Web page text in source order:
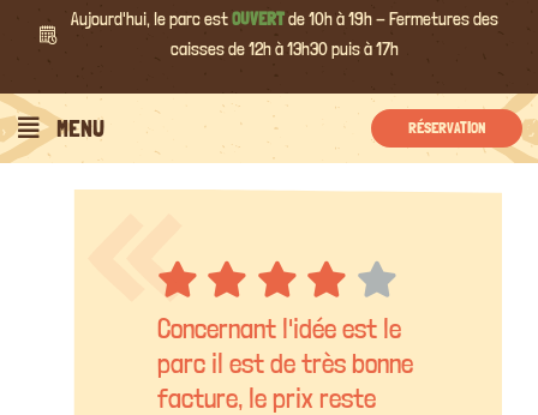
Aujourd'hui, le parc estOUVERTde 10h à 19h - Fermetures des
caisses de 12h à 13h30 puis à 17h
MENU RÉSERVATION
Concernant l'idée est le
parc il est de très bonne
facture, le prix reste